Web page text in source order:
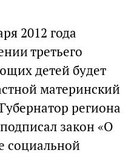
2012 года
третьего
детей будет
материнский
региона
подписал закон «О
социальной